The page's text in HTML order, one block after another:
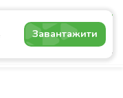
Завантажити
Бургери Комбо